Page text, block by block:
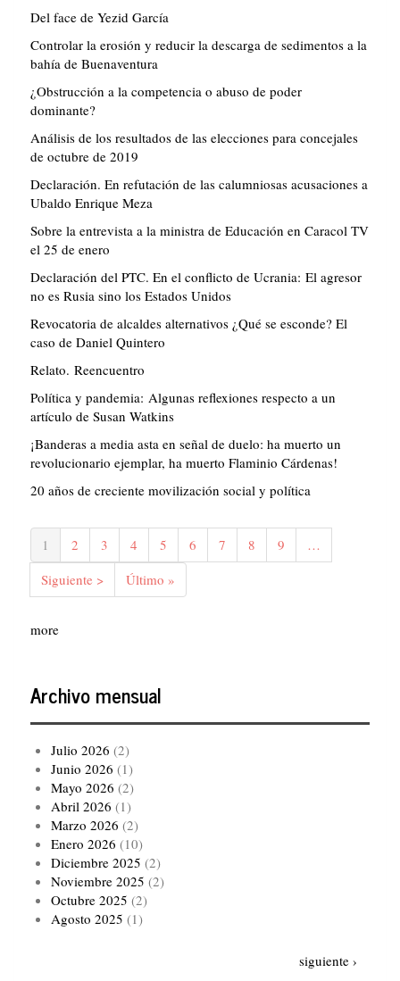
Del face de Yezid García
Controlar la erosión y reducir la descarga de sedimentos a la
bahía de Buenaventura
¿Obstrucción a la competencia o abuso de poder
dominante?
Análisis de los resultados de las elecciones para concejales
de octubre de 2019
Declaración. En refutación de las calumniosas acusaciones a
Ubaldo Enrique Meza
Sobre la entrevista a la ministra de Educación en Caracol TV
el 25 de enero
Declaración del PTC. En el conflicto de Ucrania: El agresor
no es Rusia sino los Estados Unidos
Revocatoria de alcaldes alternativos ¿Qué se esconde? El
caso de Daniel Quintero
Relato. Reencuentro
Política y pandemia: Algunas reflexiones respecto a un
artículo de Susan Watkins
¡Banderas a media asta en señal de duelo: ha muerto un
revolucionario ejemplar, ha muerto Flaminio Cárdenas!
20 años de creciente movilización social y política
Paginación
Página
actual
1 Página
2 Página
3 Página
4 Página
5 Página
6 Página
7 Página
8 Página
9
…
Siguiente
página
Siguiente >
Última
página
Último »
more
Archivo mensual
Julio 2026 (2)
Junio 2026 (1)
Mayo 2026 (2)
Abril 2026 (1)
Marzo 2026 (2)
Enero 2026 (10)
Diciembre 2025 (2)
Noviembre 2025 (2)
Octubre 2025 (2)
Agosto 2025 (1)
Siguiente
siguiente ›